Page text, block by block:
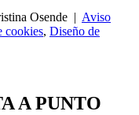
Osende | Aviso
cookies, Diseño de
A PUNTO